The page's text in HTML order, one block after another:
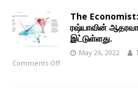
The
ரஷ்யாவின்
இட்டுள்ளது.
May 26, 2022
Comments Off